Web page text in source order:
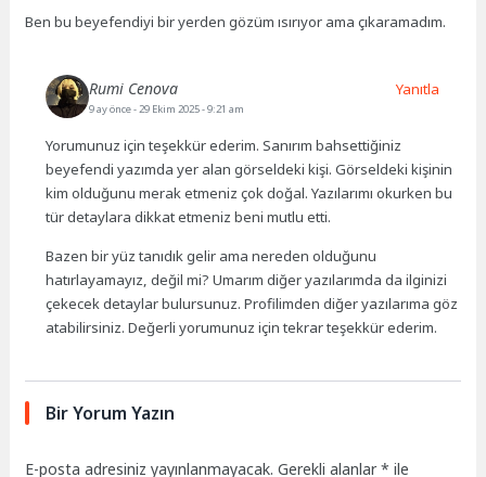
Ben bu beyefendiyi bir yerden gözüm ısırıyor ama çıkaramadım.
Rumi Cenova
9 ay önce- 29 Ekim 2025 - 9:21 am
Yorumunuz için teşekkür ederim. Sanırım bahsettiğiniz
beyefendi yazımda yer alan görseldeki kişi. Görseldeki kişinin
kim olduğunu merak etmeniz çok doğal. Yazılarımı okurken bu
tür detaylara dikkat etmeniz beni mutlu etti.
Bazen bir yüz tanıdık gelir ama nereden olduğunu
hatırlayamayız, değil mi? Umarım diğer yazılarımda da ilginizi
çekecek detaylar bulursunuz. Profilimden diğer yazılarıma göz
atabilirsiniz. Değerli yorumunuz için tekrar teşekkür ederim.
Yanıtla
Bir Yorum Yazın
E-posta adresiniz yayınlanmayacak. Gerekli alanlar* ile